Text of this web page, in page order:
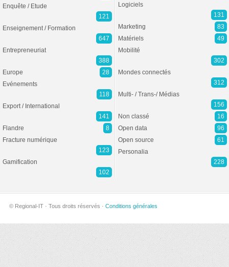
Enquête / Etude
121
Enseignement / Formation
647
Entrepreneuriat
388
Europe
28
Evénements
118
Export / International
141
Flandre
8
Fracture numérique
123
Gamification
102
Logiciels
131
Marketing
83
Matériels
49
Mobilité
302
Mondes connectés
312
Multi- / Trans-/ Médias
156
Non classé
16
Open data
96
Open source
61
Personalia
228
© Regional-IT · Tous droits réservés · Conditions générales